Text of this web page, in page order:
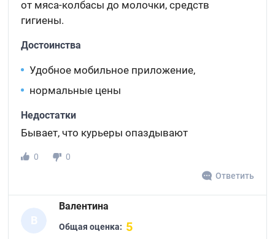
от мяса-колбасы до молочки, средств
гигиены.
Достоинства
Удобное мобильное приложение,
нормальные цены
Недостатки
Бывает, что курьеры опаздывают
0
0
Ответить
В
Валентина
Общая оценка: 5